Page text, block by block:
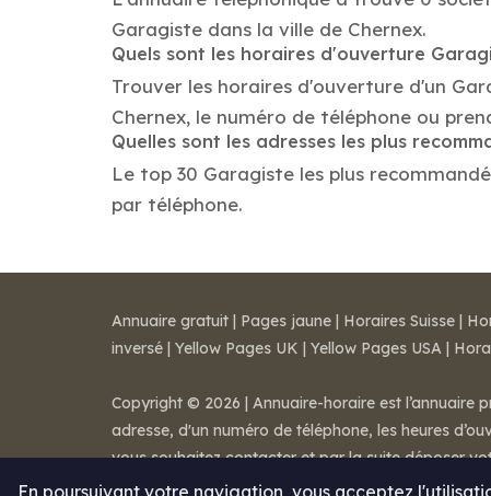
Garagiste dans la ville de Chernex.
Quels sont les horaires d'ouverture
Trouver les horaires d'ouverture d'un
Chernex, le numéro de téléphone ou
Quelles sont les adresses les plus
Le top 30 Garagiste les plus
par téléphone.
En poursuivant votre navigation, vous acceptez
Annuaire gratuit | Pages jaune | Horaires Suisse |
inversé | Yellow Pages UK | Yellow Pages USA |
Copyright © 2026 | Annuaire-horaire est l’annuaire
adresse, d'un numéro de téléphone, les heures
vous souhaitez contacter et par la suite déposer
Mentions légales-Conditions de ventes- Contact